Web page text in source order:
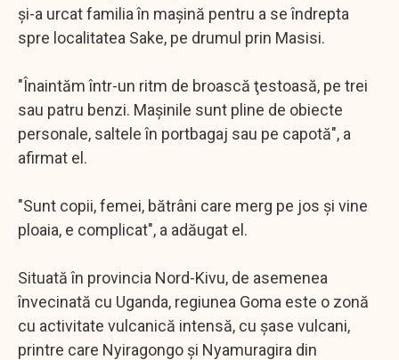
şi-a urcat familia în maşină pentru a se îndrepta
spre localitatea Sake, pe drumul prin Masisi.
"Înaintăm într-un ritm de broască ţestoasă, pe trei
sau patru benzi. Maşinile sunt pline de obiecte
personale, saltele în portbagaj sau pe capotă", a
afirmat el.
"Sunt copii, femei, bătrâni care merg pe jos şi vine
ploaia, e complicat", a adăugat el.
Situată în provincia Nord-Kivu, de asemenea
învecinată cu Uganda, regiunea Goma este o zonă
cu activitate vulcanică intensă, cu şase vulcani,
printre care Nyiragongo şi Nyamuragira din